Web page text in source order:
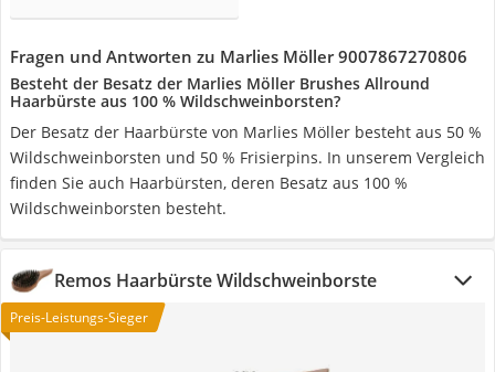
Fragen und Antworten zu Marlies Möller 9007867270806
Besteht der Besatz der Marlies Möller Brushes Allround
Haarbürste aus 100 % Wildschweinborsten?
Der Besatz der Haarbürste von Marlies Möller besteht aus 50 %
Wildschweinborsten und 50 % Frisierpins. In unserem Vergleich
finden Sie auch Haarbürsten, deren Besatz aus 100 %
Wildschweinborsten besteht.
Remos Haarbürste Wildschweinborste
Preis-Leistungs-Sieger